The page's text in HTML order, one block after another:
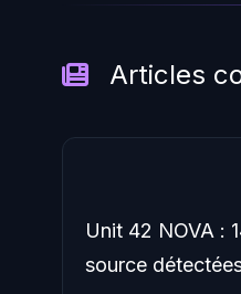
Articles
Unit 42 NOVA :
source